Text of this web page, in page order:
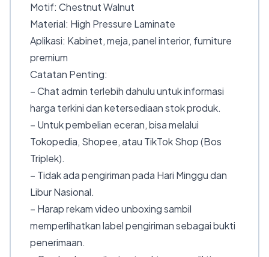
Motif: Chestnut Walnut
Material: High Pressure Laminate
Aplikasi: Kabinet, meja, panel interior, furniture
premium
Catatan Penting:
– Chat admin terlebih dahulu untuk informasi
harga terkini dan ketersediaan stok produk.
– Untuk pembelian eceran, bisa melalui
Tokopedia, Shopee, atau TikTok Shop (Bos
Triplek).
– Tidak ada pengiriman pada Hari Minggu dan
Libur Nasional.
– Harap rekam video unboxing sambil
memperlihatkan label pengiriman sebagai bukti
penerimaan.